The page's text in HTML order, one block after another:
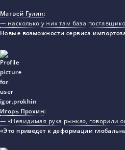
Матвей Гулин:
— насколько у них там база
Новые возможности сервиса
Игорь Прохин:
— «Невидимая рука рынка», говорили
«Это приведет к деформации